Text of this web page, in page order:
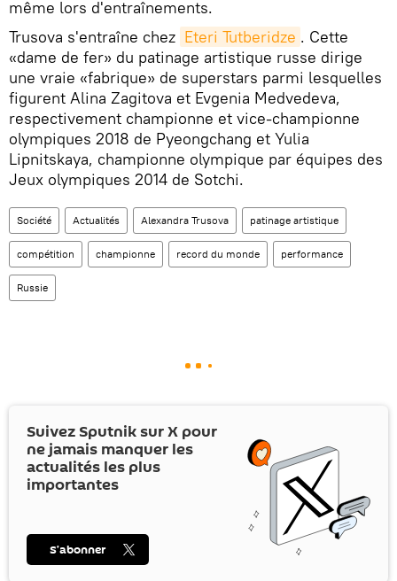
même lors d'entraînements.
Trusova s'entraîne chez Eteri Tutberidze . Cette
«dame de fer» du patinage artistique russe dirige
une vraie «fabrique» de superstars parmi lesquelles
figurent Alina Zagitova et Evgenia Medvedeva,
respectivement championne et vice-championne
olympiques 2018 de Pyeongchang et Yulia
Lipnitskaya, championne olympique par équipes des
Jeux olympiques 2014 de Sotchi.
Société Actualités Alexandra Trusova patinage artistique
compétition championne record du monde performance
Russie
Suivez Sputnik surX pour
ne jamais manquer les
actualités les plus
importantes
S’abonner